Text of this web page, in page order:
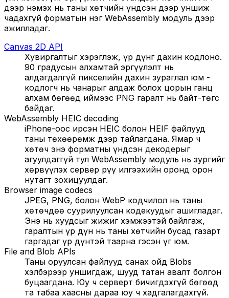
дээр нэмэх нь таны хөтчийн үндсэн дээр уншиж
чадахгүй форматын нэг WebAssembly модуль дээр
ажилладаг.
Canvas 2D API
Хувиргалтыг хэрэглэж, үр дүнг дахин кодлоно.
90 градусын алхамтай эргүүлэлт нь
алдагдалгүй пикселийн дахин зураглал юм -
кодлогч нь чанарыг алдаж болох цорын ганц
алхам бөгөөд иймээс PNG гаралт нь байт-төгс
байдаг.
WebAssembly HEIC decoding
iPhone-оос ирсэн HEIC болон HEIF файлууд
таны төхөөрөмж дээр тайлагдана. Ямар ч
хөтөч энэ форматны үндсэн декодерыг
агуулдаггүй тул WebAssembly модуль нь зургийг
хөрвүүлэх сервер рүү илгээхийн оронд орон
нутагт зохицуулдаг.
Browser image codecs
JPEG, PNG, болон WebP кодчилол нь таны
хөтөчдөө суурилуулсан кодекуудыг ашигладаг.
Энэ нь хуудсыг жижиг хэмжээтэй байлгаж,
гаралтын үр дүн нь таны хөтчийн бусад газарт
гаргадаг үр дүнтэй таарна гэсэн үг юм.
File and Blob APIs
Таны оруулсан файлууд санах ойд Blobs
хэлбэрээр уншигдаж, шууд татан авалт болгон
буцаагдана. Юу ч серверт бичигдэхгүй бөгөөд
та табаа хаасны дараа юу ч хадгалагдахгүй.